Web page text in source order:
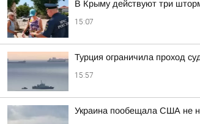
В Крыму действуют три
15:07
Турция ограничила проход
15:57
Украина пообещала США не